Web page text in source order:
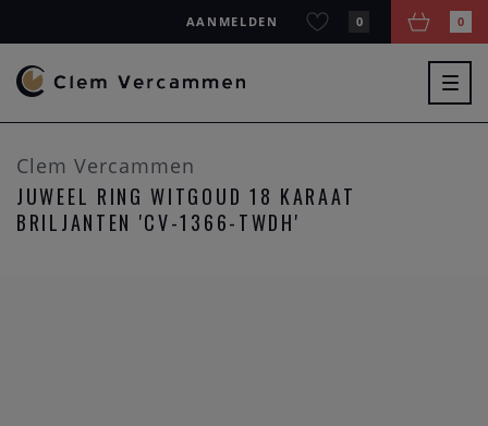
AANMELDEN 0 0
Clem Vercammen
JUWEEL RING WITGOUD 18 KARAAT
BRILJANTEN 'CV-1366-TWDH'